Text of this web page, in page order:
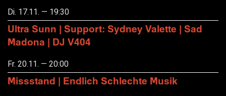
Di. 17.11. — 19:30
Ultra Sunn | Support: Sydney Valette | Sad
Madona | DJ V404
Fr. 20.11. — 20:00
Missstand | Endlich Schlechte Musik